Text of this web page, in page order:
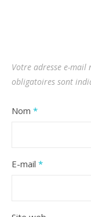
Votre adresse e-mail
obligatoires sont
Nom *
E-mail *